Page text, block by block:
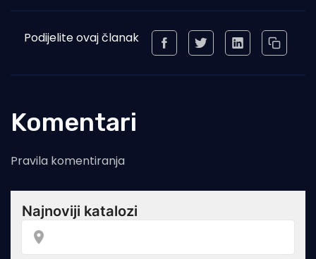
Podijelite ovaj članak
Komentari
Pravila komentiranja